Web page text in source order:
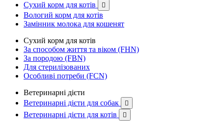
Сухий корм для котів

Вологий корм для котів
Замінник молока для кошенят
Сухий корм для котів
За способом життя та віком (FHN)
За породою (FBN)
Для стерилізованих
Особливі потреби (FCN)
Ветеринарні дієти
Ветеринарні дієти для собак

Ветеринарні дієти для котів 